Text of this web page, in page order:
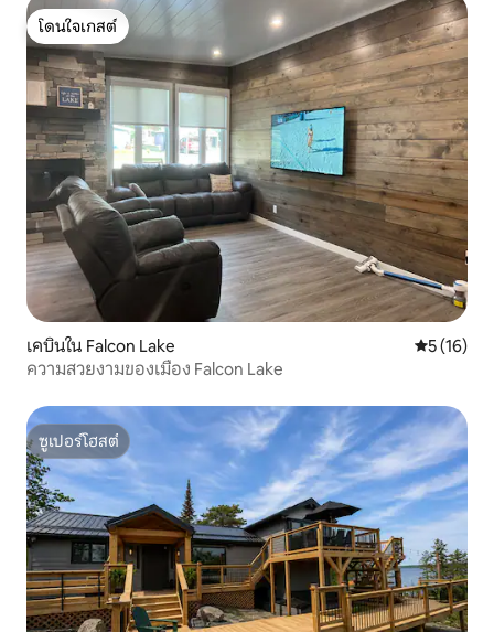
โดนใจเกสต์
โดนใจเกสต์
เคบินใน Falcon Lake คะแนนเฉลี่
5 (16)
ความสวยงามของเมือง Falcon Lake
ซูเปอร์โฮสต์
ซูเปอร์โฮสต์